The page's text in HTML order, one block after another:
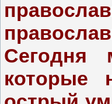
Сегодня
которые